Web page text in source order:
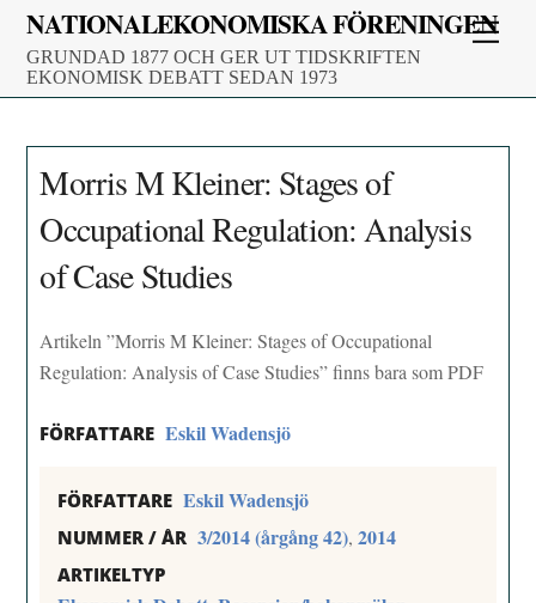
Skip
content
NATIONALEKONOMISKA FÖRENINGEN
GRUNDAD 1877 OCH GER UT TIDSKRIFTEN
EKONOMISK DEBATT SEDAN 1973
Morris M Kleiner: Stages of
Occupational Regulation: Analysis
of Case Studies
Artikeln ”Morris M Kleiner: Stages of Occupational
Regulation: Analysis of Case Studies” finns bara som PDF
FÖRFATTARE Eskil Wadensjö
FÖRFATTARE Eskil Wadensjö
NUMMER / ÅR 3/2014 (årgång 42),2014
ARTIKELTYP